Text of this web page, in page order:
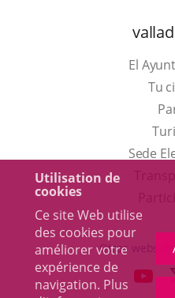
Utilisation de
cookies
Ce site Web utilise
des cookies pour
améliorer votre
expérience de
navigation. Plus
El
Tu
Sede
Otras webs